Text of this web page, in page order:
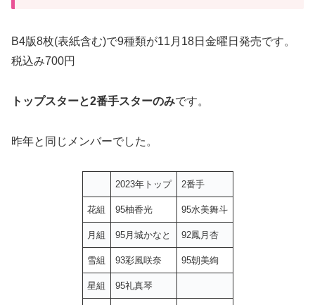
B4版8枚(表紙含む)で9種類が11月18日金曜日発売です。
税込み700円
トップスターと2番手スターのみです。
昨年と同じメンバーでした。
2023年トップ 2番手
花組 95柚香光 95水美舞斗
月組 95月城かなと 92鳳月杏
雪組 93彩風咲奈 95朝美絢
星組 95礼真琴